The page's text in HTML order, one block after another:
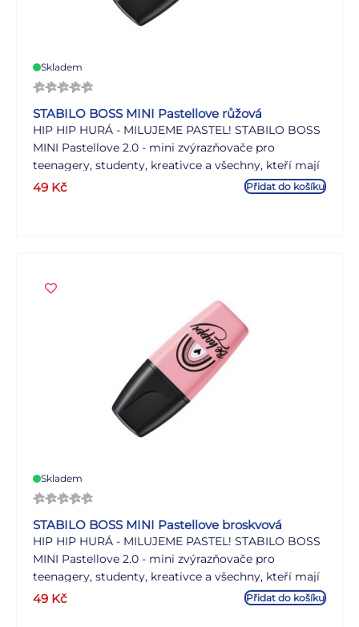
Skladem
STABILO BOSS MINI Pastellove růžová
HIP HIP HURÁ - MILUJEME PASTEL! STABILO BOSS
MINI Pastellove 2.0 - mini zvýrazňovače pro
teenagery, studenty, kreativce a všechny, kteří mají
rádi trendy pastelové barvy. Teenageři a studenti
49 Kč Přidat do košíku
Skladem
STABILO BOSS MINI Pastellove broskvová
HIP HIP HURÁ - MILUJEME PASTEL! STABILO BOSS
MINI Pastellove 2.0 - mini zvýrazňovače pro
teenagery, studenty, kreativce a všechny, kteří mají
rádi trendy pastelové barvy. Teenageři a studenti
49 Kč Přidat do košíku